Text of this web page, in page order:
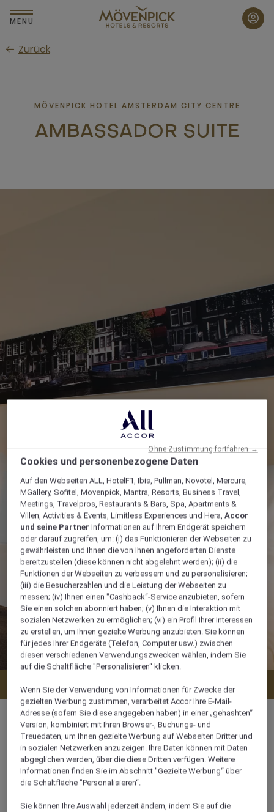
Zum
Hauptinhalt
MENU
Zurück
MÖVENPICK HOTEL AMSTERDAM CITY CENTRE
AMBASSADOR SUITE
Verfügbarkeit anzeigen
57 m²
3 x
Cookies und personenbezogene Daten
Auf den Webseiten ALL, HotelF1, Ibis, Pullman, Novotel, Mercure,
MGallery, Sofitel, Movenpick, Mantra, Resorts, Business Travel,
Meetings, Travelpros, Restaurants & Bars, Spa, Apartments &
Villen, Activities & Events, Limitless Experiences und Hera,Accor
und seine Partner Informationen auf Ihrem Endgerät speichern
oder darauf zugreifen, um: (i) das Funktionieren der Webseiten zu
gewährleisten und Ihnen die von Ihnen angeforderten Dienste
bereitzustellen (diese können nicht abgelehnt werden); (ii) die
Funktionen der Webseiten zu verbessern und zu personalisieren;
(iii) die Besucherzahlen und die Leistung der Webseiten zu
messen; (iv) Ihnen einen "Cashback“-Service anzubieten, sofern
Sie einen solchen abonniert haben; (v) Ihnen die Interaktion mit
sozialen Netzwerken zu ermöglichen; (vi) ein Profil Ihrer Interessen
zu erstellen, um Ihnen gezielte Werbung anzubieten. Sie können
für jedes Ihrer Endgeräte (Telefon, Computer usw.) zwischen
diesen verschiedenen Verwendungszwecken wählen, indem Sie
auf die Schaltfläche "Personalisieren“ klicken.
Wenn Sie der Verwendung von Informationen für Zwecke der
gezielten Werbung zustimmen, verarbeitet Accor Ihre E-Mail-
Adresse (sofern Sie diese angegeben haben) in einer „gehashten“
Version, kombiniert mit Ihren Browser-, Buchungs- und
Treuedaten, um Ihnen gezielte Werbung auf Webseiten Dritter und
in sozialen Netzwerken anzuzeigen. Ihre Daten können mit Daten
abgeglichen werden, über die diese Dritten verfügen. Weitere
Informationen finden Sie im Abschnitt "Gezielte Werbung“ über
die Schaltfläche "Personalisieren“.
Sie können Ihre Auswahl jederzeit ändern, indem Sie auf die
Ohne Zustimmung fortfahren →